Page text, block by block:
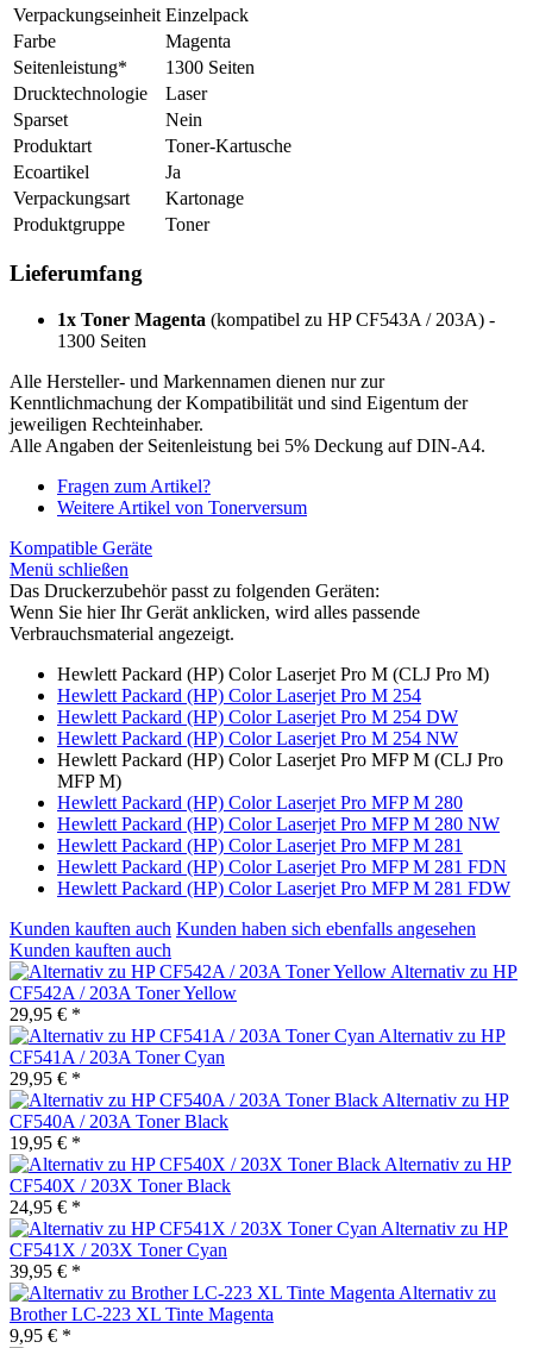
Verpackungseinheit Einzelpack
Farbe
Magenta
Seitenleistung*
1300 Seiten
Drucktechnologie
Laser
Sparset
Nein
Produktart
Toner-Kartusche
Ecoartikel
Ja
Verpackungsart
Kartonage
Produktgruppe
Toner
Lieferumfang
1x Toner Magenta (kompatibel zu HP CF543A / 203A) -
1300 Seiten
Alle Hersteller- und Markennamen dienen nur zur
Kenntlichmachung der Kompatibilität und sind Eigentum der
jeweiligen Rechteinhaber.
Alle Angaben der Seitenleistung bei 5% Deckung auf DIN-A4.
Fragen zum Artikel?
Weitere Artikel von Tonerversum
Kompatible Geräte
Menü schließen
Das Druckerzubehör passt zu folgenden Geräten:
Wenn Sie hier Ihr Gerät anklicken, wird alles passende
Verbrauchsmaterial angezeigt.
Hewlett Packard (HP) Color Laserjet Pro M (CLJ Pro M)
Hewlett Packard (HP) Color Laserjet Pro M 254
Hewlett Packard (HP) Color Laserjet Pro M 254 DW
Hewlett Packard (HP) Color Laserjet Pro M 254 NW
Hewlett Packard (HP) Color Laserjet Pro MFP M (CLJ Pro
MFP M)
Hewlett Packard (HP) Color Laserjet Pro MFP M 280
Hewlett Packard (HP) Color Laserjet Pro MFP M 280 NW
Hewlett Packard (HP) Color Laserjet Pro MFP M 281
Hewlett Packard (HP) Color Laserjet Pro MFP M 281 FDN
Hewlett Packard (HP) Color Laserjet Pro MFP M 281 FDW
Kunden kauften auch Kunden haben sich ebenfalls angesehen
Kunden kauften auch
Alternativ zu HP
CF542A / 203A Toner Yellow
29,95 € *
Alternativ zu HP
CF541A / 203A Toner Cyan
29,95 € *
Alternativ zu HP
CF540A / 203A Toner Black
19,95 € *
Alternativ zu HP
CF540X / 203X Toner Black
24,95 € *
Alternativ zu HP
CF541X / 203X Toner Cyan
39,95 € *
Alternativ zu
Brother LC-223 XL Tinte Magenta
9,95 € *